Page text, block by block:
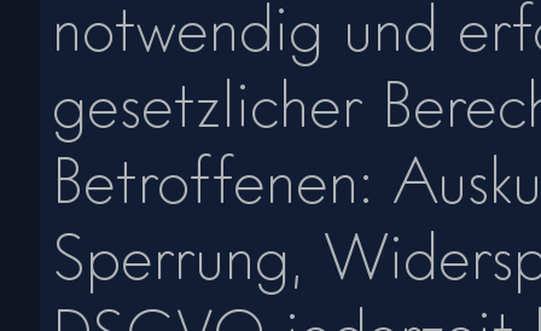
notwendig und
gesetzlicher
Betroffenen:
Sperrung,